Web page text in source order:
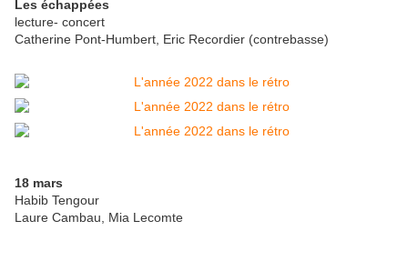
Les échappées
lecture- concert
Catherine Pont-Humbert, Eric Recordier (contrebasse)
18 mars
Habib Tengour
Laure Cambau, Mia Lecomte